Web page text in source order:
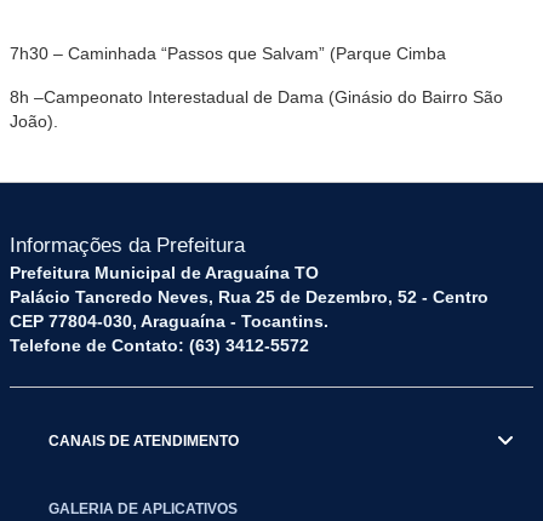
7h30 – Caminhada “Passos que Salvam” (Parque Cimba
8h –Campeonato Interestadual de Dama (Ginásio do Bairro São
João).
Informações da Prefeitura
Prefeitura Municipal de Araguaína TO
Palácio Tancredo Neves, Rua 25 de Dezembro, 52 - Centro
CEP 77804-030, Araguaína - Tocantins.
Telefone de Contato: (63) 3412-5572
CANAIS DE ATENDIMENTO
GALERIA DE APLICATIVOS